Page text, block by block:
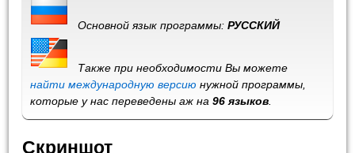
Основной язык программы:РУССКИЙ
Также при необходимости Вы можете
найти международную версию нужной программы,
которые у нас переведены аж на96 языков
Скриншот